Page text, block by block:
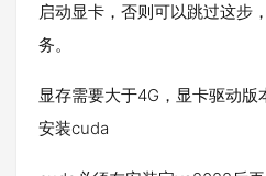
启动显卡，否则可以跳过这步
务。
显存需要大于4G，显卡驱动
安装cuda